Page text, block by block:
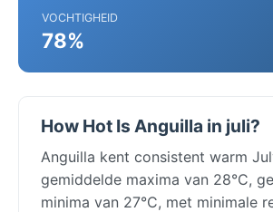
VOCHTIGHEID
78%
How Hot Is Anguilla in juli?
Anguilla kent consistent warm
gemiddelde maxima van 28°C,
minima van 27°C, met minimale